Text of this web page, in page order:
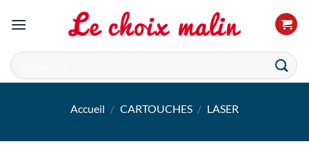
Recherche
pour :
Accueil / CARTOUCHES / LASER